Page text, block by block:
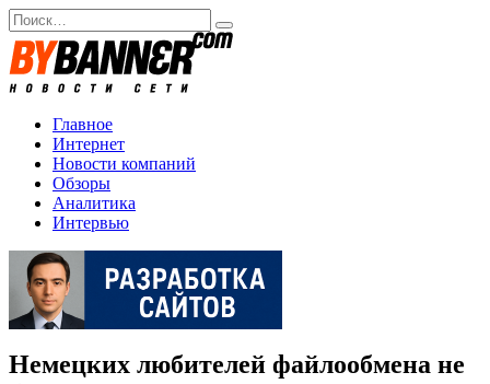
Перейти
к
содержанию
Search
for:
Главное
Интернет
Новости компаний
Обзоры
Аналитика
Интервью
Немецких любителей файлообмена не